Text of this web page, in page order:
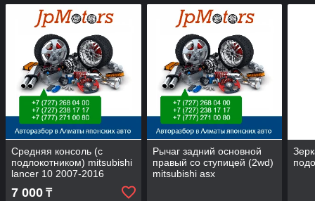
Средняя консоль (с
подлокотником) mitsubishi
lancer 10 2007-2016
7 000 ₸
Рычаг задний основной
правый со ступицей (2wd)
mitsubishi asx